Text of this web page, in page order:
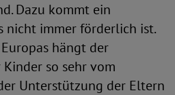
Dazu kommt ein
nicht immer förderlich ist.
hängt der
so sehr vom
Unterstützung der Eltern